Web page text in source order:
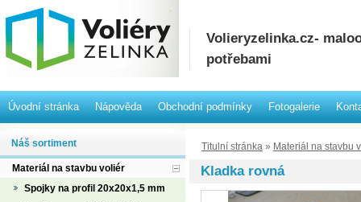
Volieryzelinka.cz-
potřebami
Úvodní stránka Nápověda Obchodní podmínky Fotogalerie
Titulní stránka » Materiál na stavbu
Kladka rovná
Náš sortiment
Materiál na stavbu voliér
Spojky na profil 20x20x1,5 mm